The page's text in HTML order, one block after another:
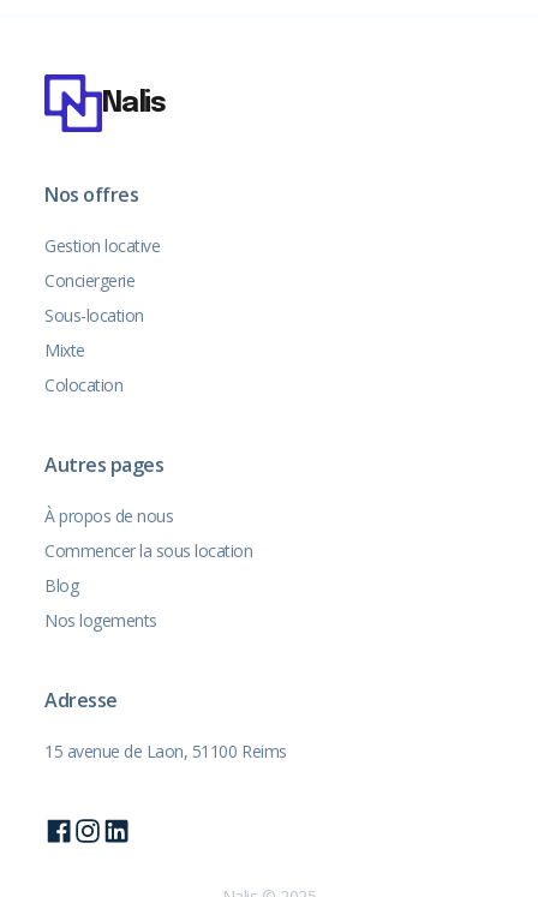
Nalis
Nos offres
Gestion locative
Conciergerie
Sous-location
Mixte
Colocation
Autres pages
À propos de nous
Commencer la sous location
Blog
Nos logements
Adresse
15 avenue de Laon, 51100 Reims